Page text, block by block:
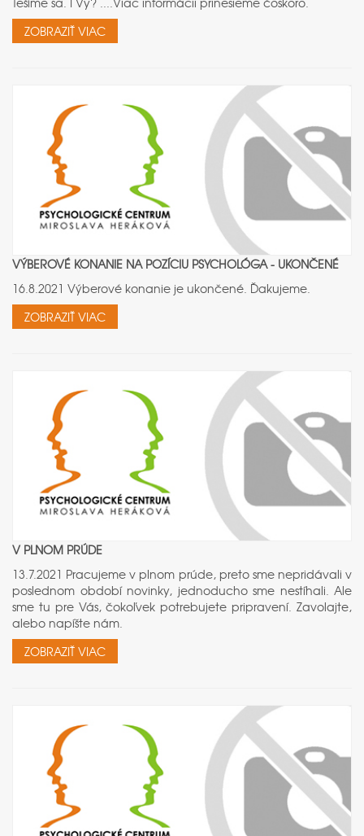
ZOBRAZIŤ VIAC
VÝBEROVÉ KONANIE NA POZÍCIU PSYCHOLÓGA - UKONČENÉ
16.8.2021 Výberové konanie je ukončené. Ďakujeme.
ZOBRAZIŤ VIAC
V PLNOM PRÚDE
13.7.2021 Pracujeme v plnom prúde, preto sme nepridávali v
poslednom období novinky, jednoducho sme nestíhali. Ale
sme tu pre Vás, čokoľvek potrebujete pripravení. Zavolajte,
alebo napíšte nám.
ZOBRAZIŤ VIAC